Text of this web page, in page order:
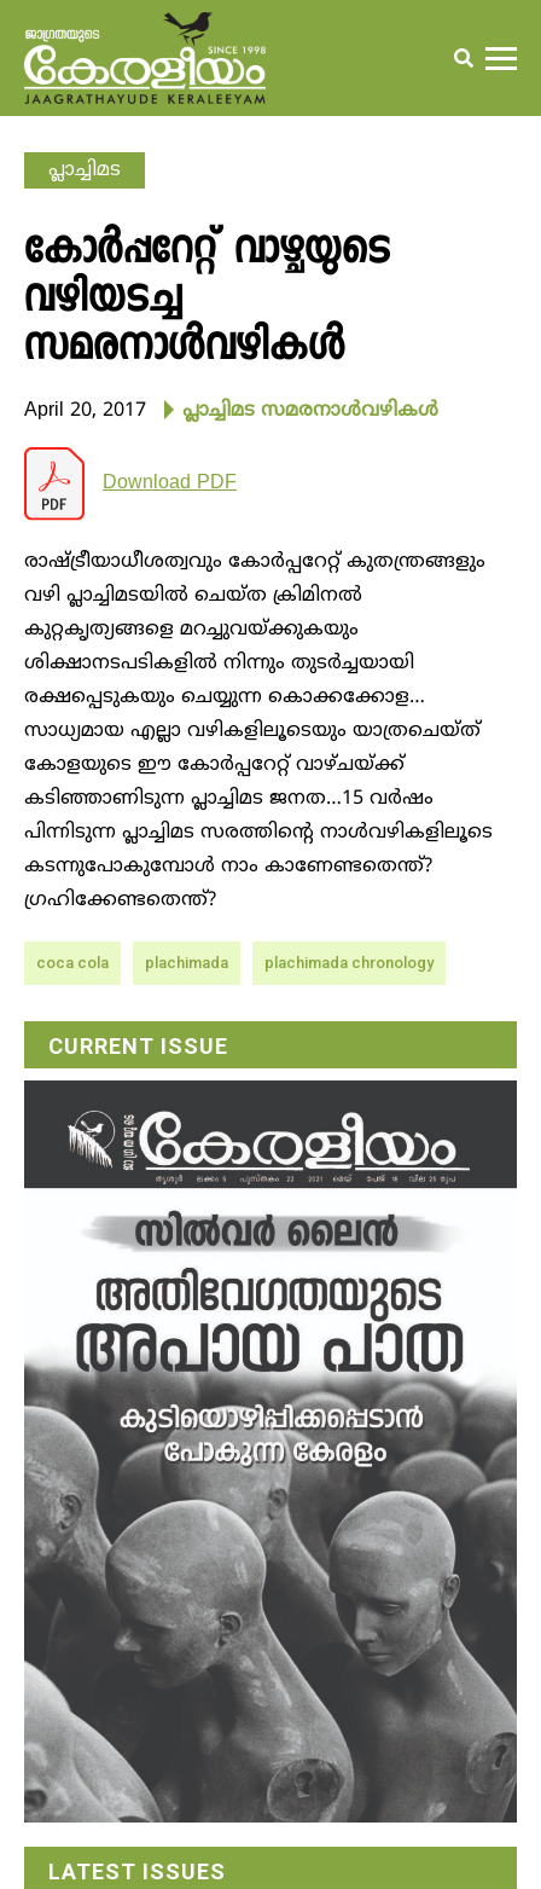
പ്ലാച്ചിമട
കോര്‍പ്പറേറ്റ് വാഴ്ചയുടെ
വഴിയടച്ച
സമരനാള്‍വഴികള്‍
April 20, 2017 പ്ലാച്ചിമട സമരനാള്‍വഴികള്‍
Download PDF
രാഷ്ട്രീയാധീശത്വവും കോര്‍പ്പറേറ്റ് കുതന്ത്രങ്ങളും
വഴി പ്ലാച്ചിമടയില്‍ ചെയ്ത ക്രിമിനല്‍
കുറ്റകൃത്യങ്ങളെ മറച്ചുവയ്ക്കുകയും
ശിക്ഷാനടപടികളില്‍ നിന്നും തുടര്‍ച്ചയായി
രക്ഷപ്പെടുകയും ചെയ്യുന്ന കൊക്കക്കോള…
സാധ്യമായ എല്ലാ വഴികളിലൂടെയും യാത്രചെയ്ത്
കോളയുടെ ഈ കോര്‍പ്പറേറ്റ് വാഴ്ചയ്ക്ക്
കടിഞ്ഞാണിടുന്ന പ്ലാച്ചിമട ജനത…15 വര്‍ഷം
പിന്നിടുന്ന പ്ലാച്ചിമട സരത്തിന്റെ നാള്‍വഴികളിലൂടെ
കടന്നുപോകുമ്പോള്‍ നാം കാണേണ്ടതെന്ത്?
ഗ്രഹിക്കേണ്ടതെന്ത്?
coca cola plachimada plachimada chronology
CURRENT ISSUE
LATEST ISSUES